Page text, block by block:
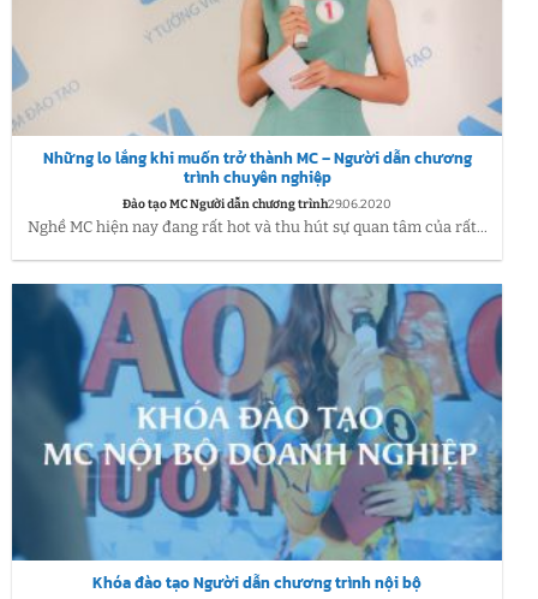
Những lo lắng khi muốn trở thành MC – Người dẫn chương
trình chuyên nghiệp
Đào tạo MC Người dẫn chương trình29.06.2020
Nghề MC hiện nay đang rất hot và thu hút sự quan tâm của rất...
Khóa đào tạo Người dẫn chương trình nội bộ